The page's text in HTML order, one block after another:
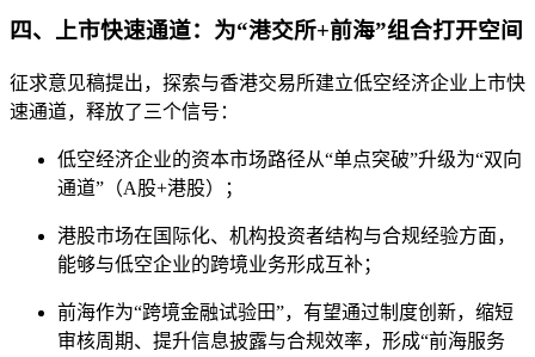
四、上市快速通道：为“港交所+前海”组合打开空间
征求意见稿提出，探索与香港交易所建立低空经济企业上市快
速通道，释放了三个信号：
低空经济企业的资本市场路径从“单点突破”升级为“双向
通道”（A股+港股）；
港股市场在国际化、机构投资者结构与合规经验方面，
能够与低空企业的跨境业务形成互补；
前海作为“跨境金融试验田”，有望通过制度创新，缩短
审核周期、提升信息披露与合规效率，形成“前海服务